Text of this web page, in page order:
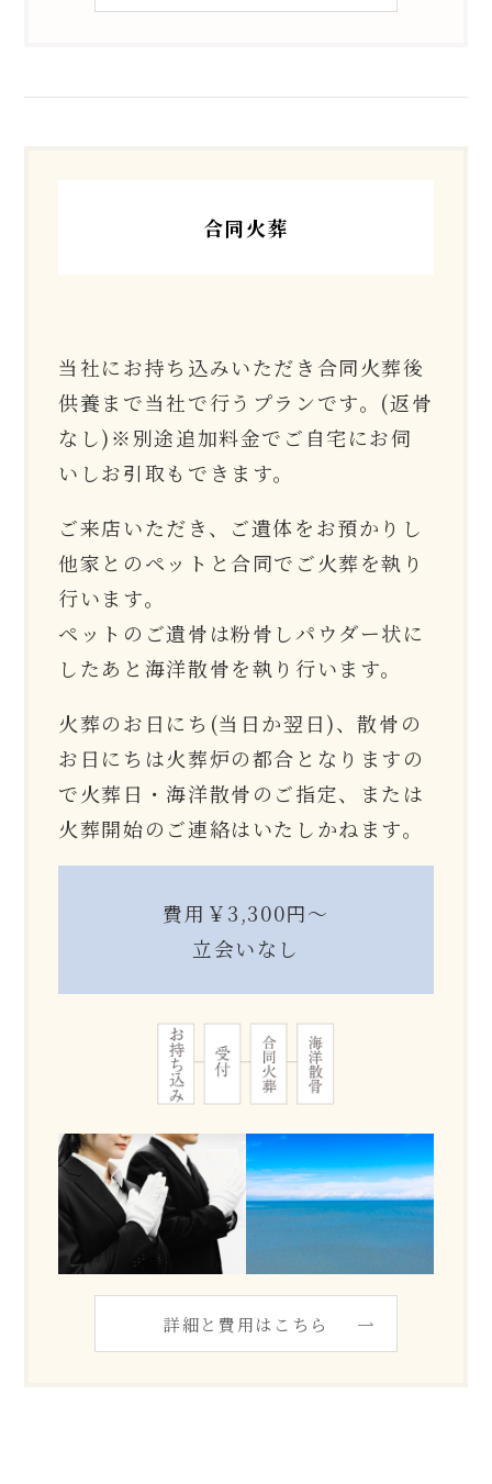
合同火葬
当社にお持ち込みいただき合同火葬後
供養まで当社で行うプランです。(返骨
なし)※別途追加料金でご自宅にお伺
いしお引取もできます。
ご来店いただき、ご遺体をお預かりし
他家とのペットと合同でご火葬を執り
行います。
ペットのご遺骨は粉骨しパウダー状に
したあと海洋散骨を執り行います。
火葬のお日にち(当日か翌日)、散骨の
お日にちは火葬炉の都合となりますの
で火葬日・海洋散骨のご指定、または
火葬開始のご連絡はいたしかねます。
費用￥3,300円〜
立会いなし
詳細と費用はこちら